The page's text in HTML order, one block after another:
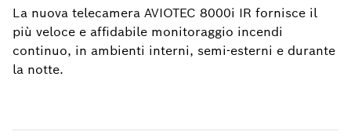
La nuova telecamera AVIOTEC 8000i IR fornisce il
più veloce e affidabile monitoraggio incendi
continuo, in ambienti interni, semi-esterni e durante
la notte.